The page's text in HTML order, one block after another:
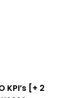
KPI’s [+ 2